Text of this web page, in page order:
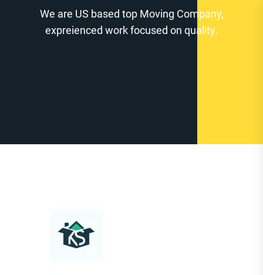
We are US based top Moving Company,
expreienced work focused on quality.